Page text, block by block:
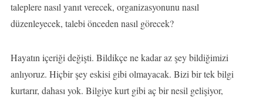
taleplere nasıl yanıt verecek, organizasyonunu nasıl
düzenleyecek, talebi önceden nasıl görecek?
Hayatın içeriği değişti. Bildikçe ne kadar az şey bildiğimizi
anlıyoruz. Hiçbir şey eskisi gibi olmayacak. Bizi bir tek bilgi
kurtarır, dahası yok. Bilgiye kurt gibi aç bir nesil gelişiyor,